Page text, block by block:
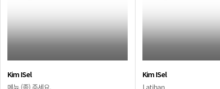
Kim ISel
메뉴 (좀) 주세요.
Kim ISel
Latihan